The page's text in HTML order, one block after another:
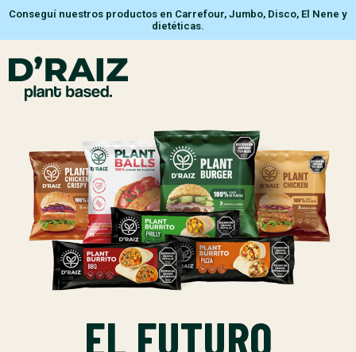
Conseguí nuestros productos en Carrefour, Jumbo, Disco, El Nene y
dietéticas.
EL FUTURO